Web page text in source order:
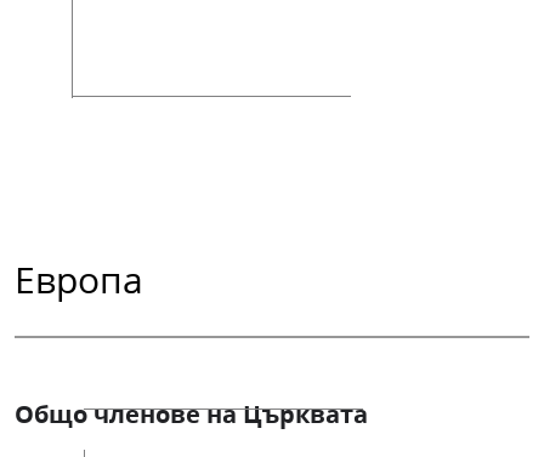
Европа
Общо членове на Църквата